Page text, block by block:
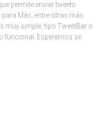
permite enviar tweets
Mac, entre otras más
muy simple, tipo TweetBar o
funcional. Esperemos se